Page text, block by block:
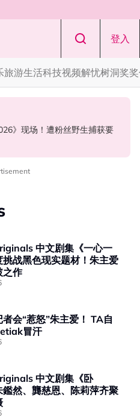
登入
旅游生活科技视频解忧树洞奖
” 成绩出炉！胡彦斌夺得歌王
猛砸！BLACKPINK 10周年最
》现场！遭粉丝野生捕获要
中文剧集《一心一
挑战黑色现实题材！朱主爱
之作
会“惹怒”朱主爱！ TA自
冒汗
中文剧集《卧
鑑然、龔慈恩、陈莉萍齐聚